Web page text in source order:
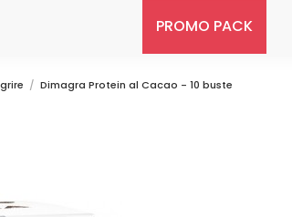
PROMO PACK
Dimagra Protein al Cacao - 10 buste